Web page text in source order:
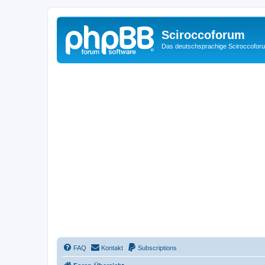
Sciroccoforum
Das deutschsprachige
FAQ Kontakt Subscriptions